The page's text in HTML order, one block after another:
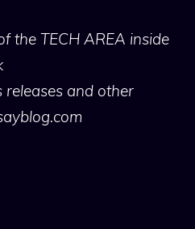
the TECH AREA inside
releases and other